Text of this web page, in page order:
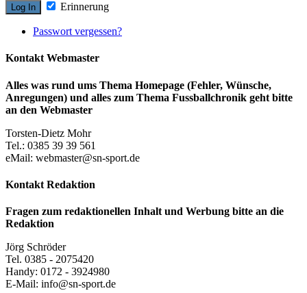
Erinnerung
Passwort vergessen?
Kontakt Webmaster
Alles was rund ums Thema Homepage (Fehler, Wünsche,
Anregungen) und alles zum Thema Fussballchronik geht bitte
an den Webmaster
Torsten-Dietz Mohr
Tel.: 0385 39 39 561
eMail: webmaster@sn-sport.de
Kontakt Redaktion
Fragen zum redaktionellen Inhalt und Werbung bitte an die
Redaktion
Jörg Schröder
Tel. 0385 - 2075420
Handy: 0172 - 3924980
E-Mail: info@sn-sport.de